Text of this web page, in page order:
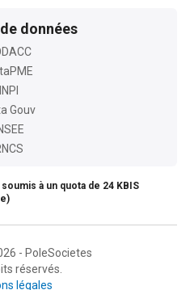
données
INPI
Gouv
à un quota de 24 KBIS
- PoleSocietes
réservés.
légales